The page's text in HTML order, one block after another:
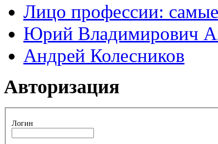
Лицо профессии:
Юрий Владимирович
Андрей Колесников
Авторизация
Логин